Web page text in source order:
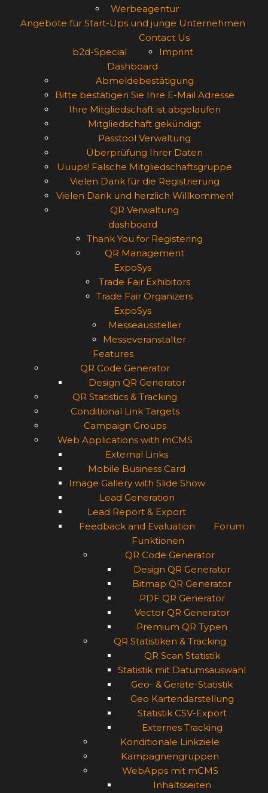
Werbeagentur
Angebote für Start-Ups und junge Unternehmen
b2d-Special
Contact Us
Imprint
Dashboard
Abmeldebestätigung
Bitte bestätigen Sie Ihre E-Mail Adresse
Ihre Mitgliedschaft ist abgelaufen
Mitgliedschaft gekündigt
Passtool Verwaltung
Überprüfung Ihrer Daten
Uuups! Falsche Mitgliedschaftsgruppe
Vielen Dank für die Registrierung
Vielen Dank und herzlich Willkommen!
QR Verwaltung
dashboard
Thank You for Registering
QR Management
ExpoSys
Trade Fair Exhibitors
Trade Fair Organizers
ExpoSys
Messeaussteller
Messeveranstalter
Features
QR Code Generator
Design QR Generator
QR Statistics & Tracking
Conditional Link Targets
Campaign Groups
Web Applications with mCMS
External Links
Mobile Business Card
Image Gallery with Slide Show
Lead Generation
Lead Report & Export
Feedback and Evaluation
Forum
Funktionen
QR Code Generator
Design QR Generator
Bitmap QR Generator
PDF QR Generator
Vector QR Generator
Premium QR Typen
QR Statistiken & Tracking
QR Scan Statistik
Statistik mit Datumsauswahl
Geo- & Geräte-Statistik
Geo Kartendarstellung
Statistik CSV-Export
Externes Tracking
Konditionale Linkziele
Kampagnengruppen
WebApps mit mCMS
Inhaltsseiten